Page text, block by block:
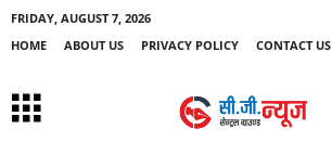
FRIDAY, AUGUST 7, 2026
HOME
ABOUT US PRIVACY POLICY CONTACT US